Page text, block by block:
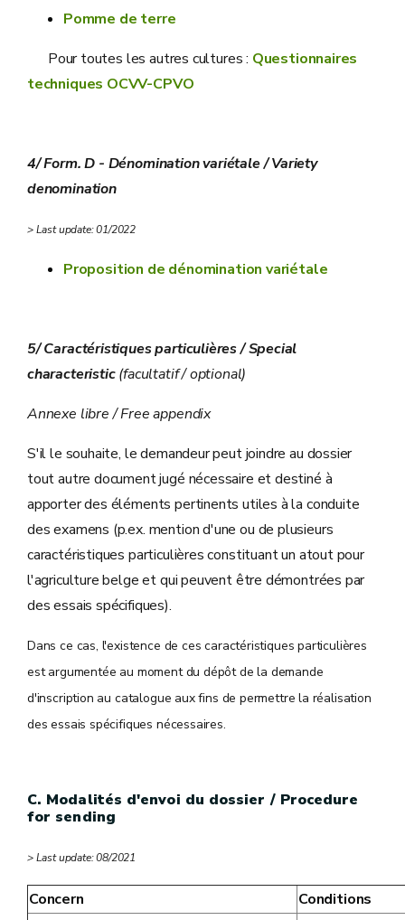
Pomme de terre
Pour toutes les autres cultures : Questionnaires
techniques OCVV-CPVO
4/ Form. D - Dénomination variétale / Variety
denomination
> Last update: 01/2022
Proposition de dénomination variétale
5/ Caractéristiques particulières / Special
characteristic(facultatif / optional)
Annexe libre / Free appendix
S'il le souhaite, le demandeur peut joindre au dossier
tout autre document jugé nécessaire et destiné à
apporter des éléments pertinents utiles à la conduite
des examens (p.ex. mention d'une ou de plusieurs
caractéristiques particulières constituant un atout pour
l'agriculture belge et qui peuvent être démontrées par
des essais spécifiques).
Dans ce cas, l'existence de ces caractéristiques particulières
est argumentée au moment du dépôt de la demande
d'inscription au catalogue aux fins de permettre la réalisation
des essais spécifiques nécessaires.
C. Modalités d'envoi du dossier / Procedure
for sending
> Last update: 08/2021
Concern Conditions